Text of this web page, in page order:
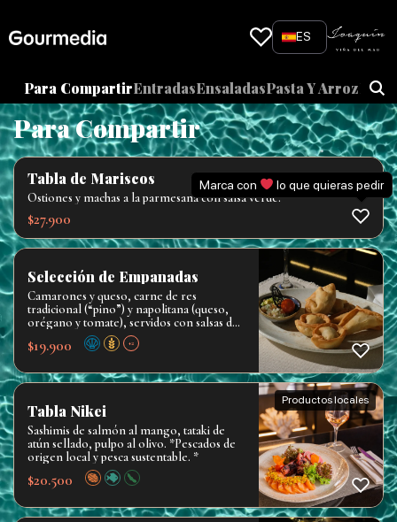
content
ES
Para CompartirEntradasEnsaladasPasta Y Arroz
Para Compartir
Tabla de Mariscos
Ostiones y machas a la parmesana con salsa verde.
$27.900
Selección de Empanadas
Camarones y queso, carne de res
tradicional (“pino”) y napolitana (queso,
orégano y tomate), servidos con salsas de
$19.900 +2
Tabla Nikei
Sashimis de salmón al mango, tataki de
atún sellado, pulpo al olivo. *Pescados de
origen local y pesca sustentable. *
$20.500
Productos locales
Marca con lo que quieras pedir